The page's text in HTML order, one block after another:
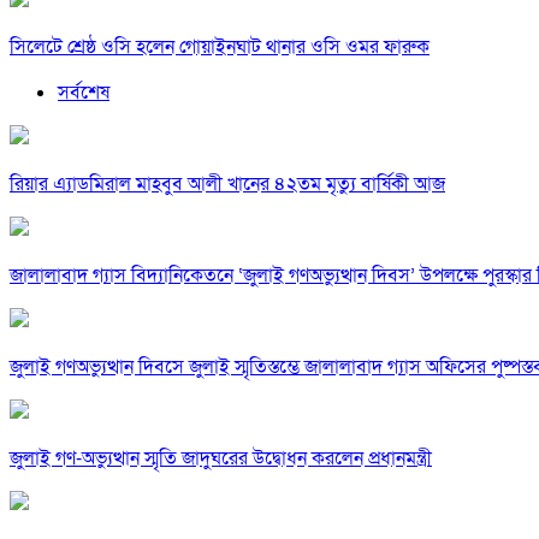
সিলেটে শ্রেষ্ঠ ওসি হলেন গোয়াইনঘাট থানার ওসি ওমর ফারুক
সর্বশেষ
রিয়ার এ্যাডমিরাল মাহবুব আলী খানের ৪২তম মৃত্যু বার্ষিকী আজ
জালালাবাদ গ্যাস বিদ্যানিকেতনে ‘জুলাই গণঅভ্যুত্থান দিবস’ উপলক্ষে
জুলাই গণঅভ্যুত্থান দিবসে জুলাই স্মৃতিস্তম্ভে জালালাবাদ গ্যাস অফিসের
জুলাই গণ-অভ্যুত্থান স্মৃতি জাদুঘরের উদ্বোধন করলেন প্রধানমন্ত্রী